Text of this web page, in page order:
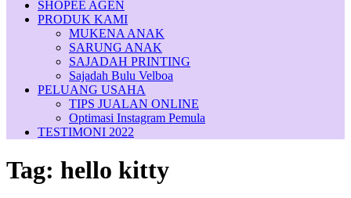
SHOPEE AGEN
PRODUK KAMI
MUKENA ANAK
SARUNG ANAK
SAJADAH PRINTING
Sajadah Bulu Velboa
PELUANG USAHA
TIPS JUALAN ONLINE
Optimasi Instagram Pemula
TESTIMONI 2022
Tag: hello kitty